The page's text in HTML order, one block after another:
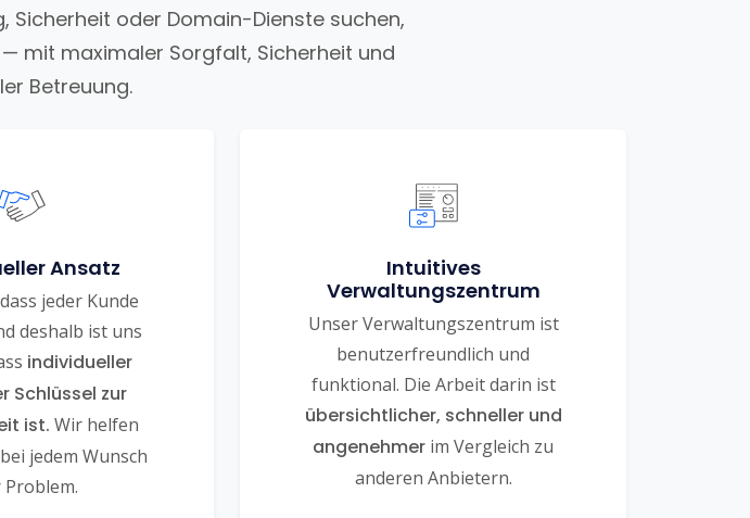
Sicherheit oder Domain-Dienste suchen,
mit maximaler Sorgfalt, Sicherheit und
Betreuung.
Ansatz
jeder Kunde
deshalb ist uns
individueller
Schlüssel zur
ist. Wir helfen
jedem Wunsch
Intuitives
Verwaltungszentrum
Unser Verwaltungszentrum ist
benutzerfreundlich und
funktional. Die Arbeit darin ist
übersichtlicher, schneller und
angenehmer im Vergleich zu
anderen Anbietern.